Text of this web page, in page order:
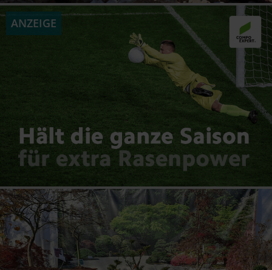
ANZEIGE